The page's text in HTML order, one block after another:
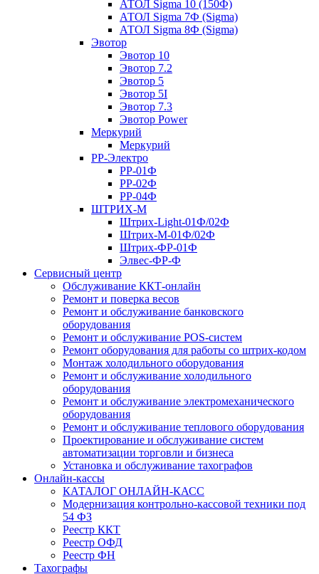
АТОЛ Sigma 10 (150Ф)
АТОЛ Sigma 7Ф (Sigma)
АТОЛ Sigma 8Ф (Sigma)
Эвотор
Эвотор 10
Эвотор 7.2
Эвотор 5
Эвотор 5I
Эвотор 7.3
Эвотор Power
Меркурий
Меркурий
РР-Электро
РР-01Ф
РР-02Ф
РР-04Ф
ШТРИХ-М
Штрих-Light-01Ф/02Ф
Штрих-М-01Ф/02Ф
Штрих-ФР-01Ф
Элвес-ФР-Ф
Сервисный центр
Обслуживание ККТ-онлайн
Ремонт и поверка весов
Ремонт и обслуживание банковского
оборудования
Ремонт и обслуживание POS-систем
Ремонт оборудования для работы со штрих-кодом
Монтаж холодильного оборудования
Ремонт и обслуживание холодильного
оборудования
Ремонт и обслуживание электромеханического
оборудования
Ремонт и обслуживание теплового оборудования
Проектирование и обслуживание систем
автоматизации торговли и бизнеса
Установка и обслуживание тахографов
Онлайн-кассы
КАТАЛОГ ОНЛАЙН-КАСС
Модернизация контрольно-кассовой техники под
54 ФЗ
Реестр ККТ
Реестр ОФД
Реестр ФН
Тахографы